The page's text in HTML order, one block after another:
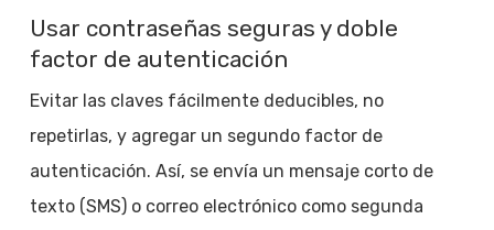
Usar contraseñas seguras y doble
factor de autenticación
Evitar las claves fácilmente deducibles, no
repetirlas, y agregar un segundo factor de
autenticación. Así, se envía un mensaje corto de
texto (SMS) o correo electrónico como segunda